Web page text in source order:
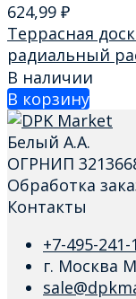
624,99 ₽
Террасная
радиальный
В наличии
В корзину
Белый А.А.
ОГРНИП
Обработка
Контакты
+7-495-241-
г. Москва